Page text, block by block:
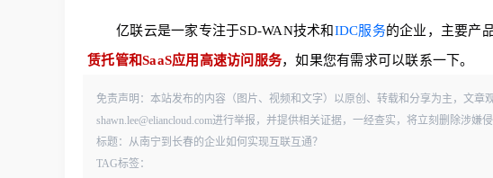
亿联云是一家专注于SD-WAN技术和IDC服务的企业，主要产
赁托管和SaaS应用高速访问服务，如果您有需求可以联系一下。
免责声明：本站发布的内容（图片、视频和文字）以原创、转载和分享为主，文章
shawn.lee@eliancloud.com进行举报，并提供相关证据，一经查实，将立刻删除涉嫌侵
标题：从南宁到长春的企业如何实现互联互通？
TAG标签：